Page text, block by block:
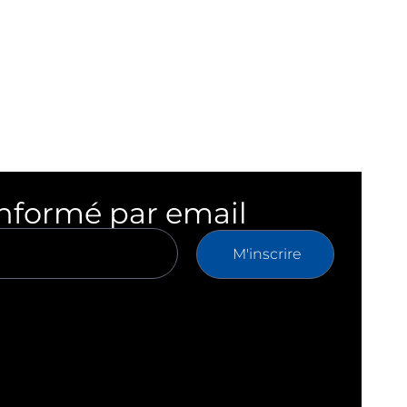
par email
M'inscrire